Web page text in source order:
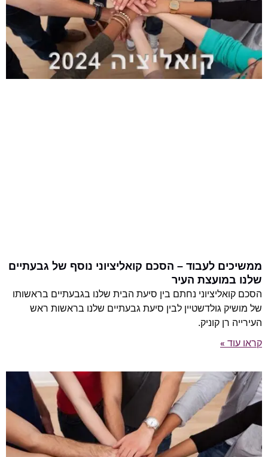
ממשיכים לעבוד – הסכם קואליציוני נוסף של גבעתיים
שלנו במועצת העיר
הסכם קואליציוני נחתם בין סיעת הבית שלנו בגבעתיים בראשותו
של מושיק גולדשטיין לבין סיעת גבעתיים שלנו בראשות ראש
העירייה רן קוניק.
קראו עוד »